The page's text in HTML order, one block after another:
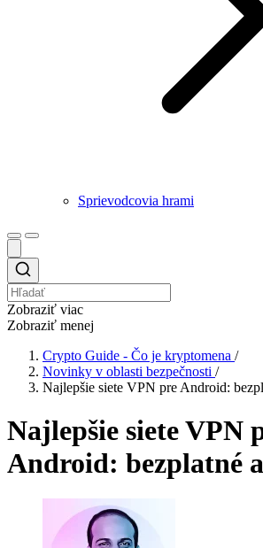
Sprievodcovia hrami
Zobraziť viac
Zobraziť menej
Crypto Guide - Čo je kryptomena /
Novinky v oblasti bezpečnosti /
Najlepšie siete VPN pre Android:
Najlepšie siete VPN
Android: bezplatné